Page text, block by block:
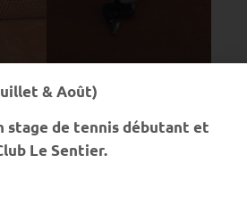
& Août)
stage de tennis débutant et
Le Sentier.